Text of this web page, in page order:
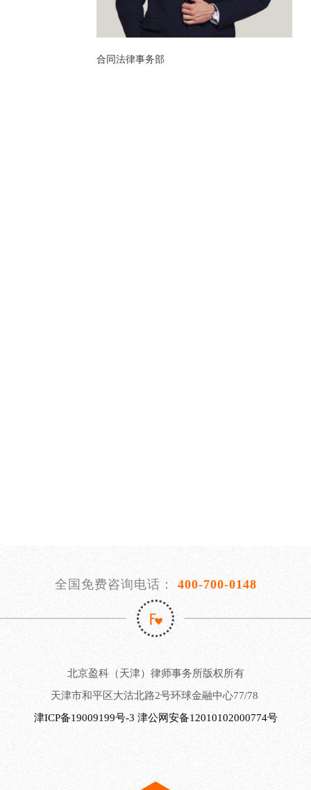
合同法律事务部
全国免费咨询电话： 400-700-0148
北京盈科（天津）律师事务所版权所有
天津市和平区大沽北路2号环球金融中心77/78
津ICP备19009199号-3 津公网安备12010102000774号